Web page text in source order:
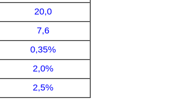
20,0
7,6
0,35%
2,0%
2,5%